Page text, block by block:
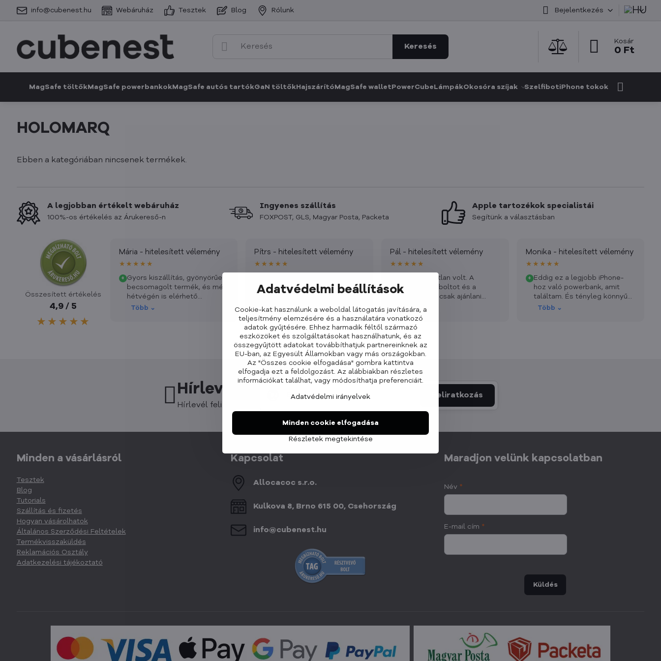
info@cubenest.hu Webáruház Tesztek Blog Rólunk Bejelentkezés
Keresés
Kosár
0 Ft
MagSafe töltőkMagSafe powerbankokMagSafe autós tartókGaN töltőkHajszárító MagSafe wallet PowerCube LámpákOkosóra szíjak SzelfibotiPhone tokok
HOLOMARQ
Ebben a kategóriában nincsenek termékek.
A legjobban értékelt webáruház
100%-os értékelés az Árukereső-n
Ingyenes szállítás
FOXPOST, GLS, Magyar Posta, Packeta
Apple tartozékok specialistái
Segítünk a választásban
Összesített értékelés
4,9 / 5
★★★★★
Mária - hitelesített vélemény
★★★★★
+ Gyors kiszállítás, gyönyörűen
becsomagolt termék, és még
hétvégén is elérhető
ügyfélszolgálat. Nincs mit
Több ⌄
Pítrs - hitelesített vélemény
★★★★★
termékek, gyors
ajánlom, ráadásul egy cseh
márkát is támogatunk vele.
Több ⌄
Pál - hitelesített vélemény
★★★★★
Minden hibátlan volt. A
szállítást, a boltot és a
terméket is csak ajánlani
tudom.
Több ⌄
Monika - hitelesített vélemény
★★★★★
+ Eddig ez a legjobb iPhone-
hoz való powerbank, amit
találtam. És tényleg könnyű
és vékony. Mindenkinek
Több ⌄
Hírlevél
Hírlevél feliratkozás :
Feliratkozás
Minden a vásárlásról
Tesztek
Blog
Tutorials
Szállítás és fizetés
Hogyan vásárolhatok
Általános Szerződési Feltételek
Termékvisszaküldés
Reklamációs Osztály
Adatkezelési tájékoztató
Kapcsolat
Allocacoc s​.r​.o​.
Kulkova 8, Brno 615 00, Csehország
info​@cubenest​.hu
Maradjon velünk kapcsolatban
Név *
E-mail cím *
Küldés
Adatvédelmi beállítások
Cookie-kat használunk a weboldal látogatás javítására, a
teljesítmény elemzésére és a használatára vonatkozó
adatok gyűjtésére. Ehhez harmadik féltől származó
eszközöket és szolgáltatásokat használhatunk, és az
összegyűjtött adatokat továbbíthatjuk partnereinknek az
EU-ban, az Egyesült Államokban vagy más országokban.
Az "Összes cookie elfogadása" gombra kattintva
elfogadja ezt a feldolgozást. Az alábbiakban részletes
információkat találhat, vagy módosíthatja preferenciáit.
Adatvédelmi irányelvek
Részletek megtekintése
Minden cookie elfogadása